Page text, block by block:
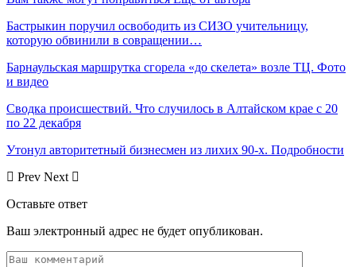
Бастрыкин поручил освободить из СИЗО учительницу,
которую обвинили в совращении…
Барнаульская маршрутка сгорела «до скелета» возле ТЦ. Фото
и видео
Сводка происшествий. Что случилось в Алтайском крае с 20
по 22 декабря
Утонул авторитетный бизнесмен из лихих 90-х. Подробности
Prev Next
Оставьте ответ
Ваш электронный адрес не будет опубликован.